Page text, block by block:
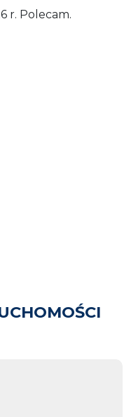
r. Polecam.